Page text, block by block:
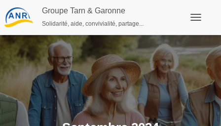
Groupe Tarn & Garonne
Solidarité, aide, convivialité, partage...